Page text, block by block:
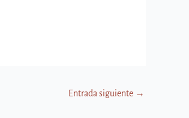
Entrada siguiente →